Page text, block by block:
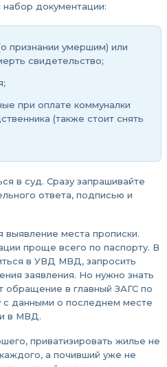
документации:
признании умершим) или
свидетельство;
при оплате коммуналки
(также стоит снять
в суд. Сразу запрашивайте
ответа, подписью и
выявление места прописки.
проще всего по паспорту. В
в УВД МВД, запросить
заявления. Но нужно знать
обращение в главный ЗАГС по
с данными о последнем месте
в МВД.
приватизировать жилье не
а почивший уже не